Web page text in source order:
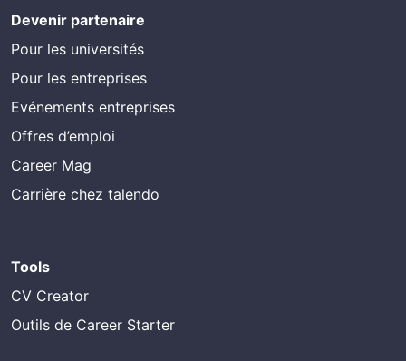
Devenir partenaire
Pour les universités
Pour les entreprises
Evénements entreprises
Offres d’emploi
Career Mag
Carrière chez talendo
Tools
CV Creator
Outils de Career Starter